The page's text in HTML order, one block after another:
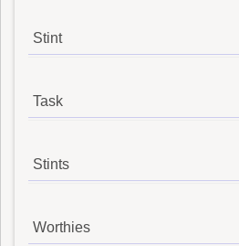
Stint
Task
Stints
Worthies